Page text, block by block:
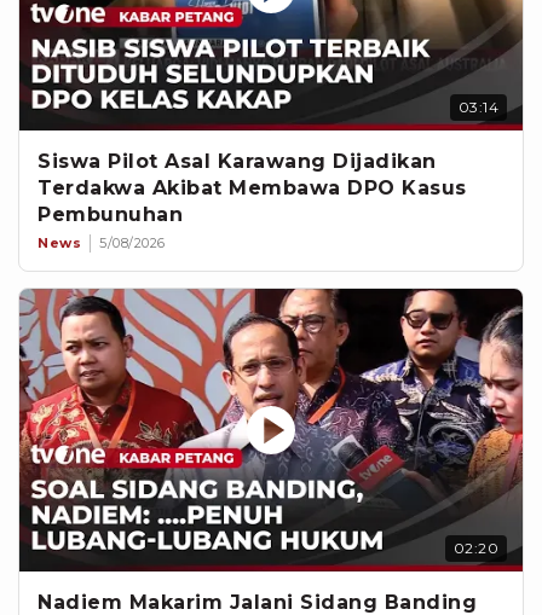
03:14
Siswa Pilot Asal Karawang Dijadikan
Terdakwa Akibat Membawa DPO Kasus
Pembunuhan
News 5/08/2026
02:20
Nadiem Makarim Jalani Sidang Banding